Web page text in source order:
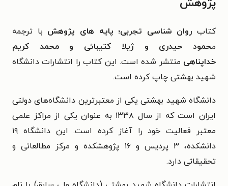
پژوهش
کتاب روان شناسی تجربی؛ پایه های پژوهش با ترجمه
محمود حیدری و ژیلا کتیبائی و محمد کریم
خداپناهی منتشر شده است. این کتاب را انتشارات دانشگاه
شهید بهشتی چاپ کرده است.
دانشگاه شهید بهشتی یکی از معتبرترین دانشگاه‌های دولتی
ایران است که از سال ۱۳۳۸ به عنوان یکی از مراکز علمی
معتبر فعالیت خود را آغاز کرده است. این دانشگاه ۱۹
دانشکده، ۳ پردیس و ۱۶ پژوهشکده و مرکز مطالعاتی و
تحقیقاتی دارد.